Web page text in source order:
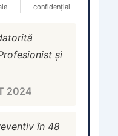
confidențial
și
2024
în 48